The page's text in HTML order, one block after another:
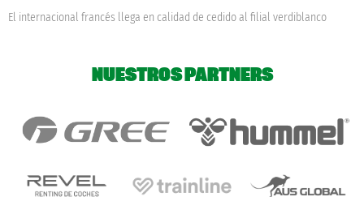
El internacional francés llega en calidad de cedido al filial verdiblanco
NUESTROS PARTNERS